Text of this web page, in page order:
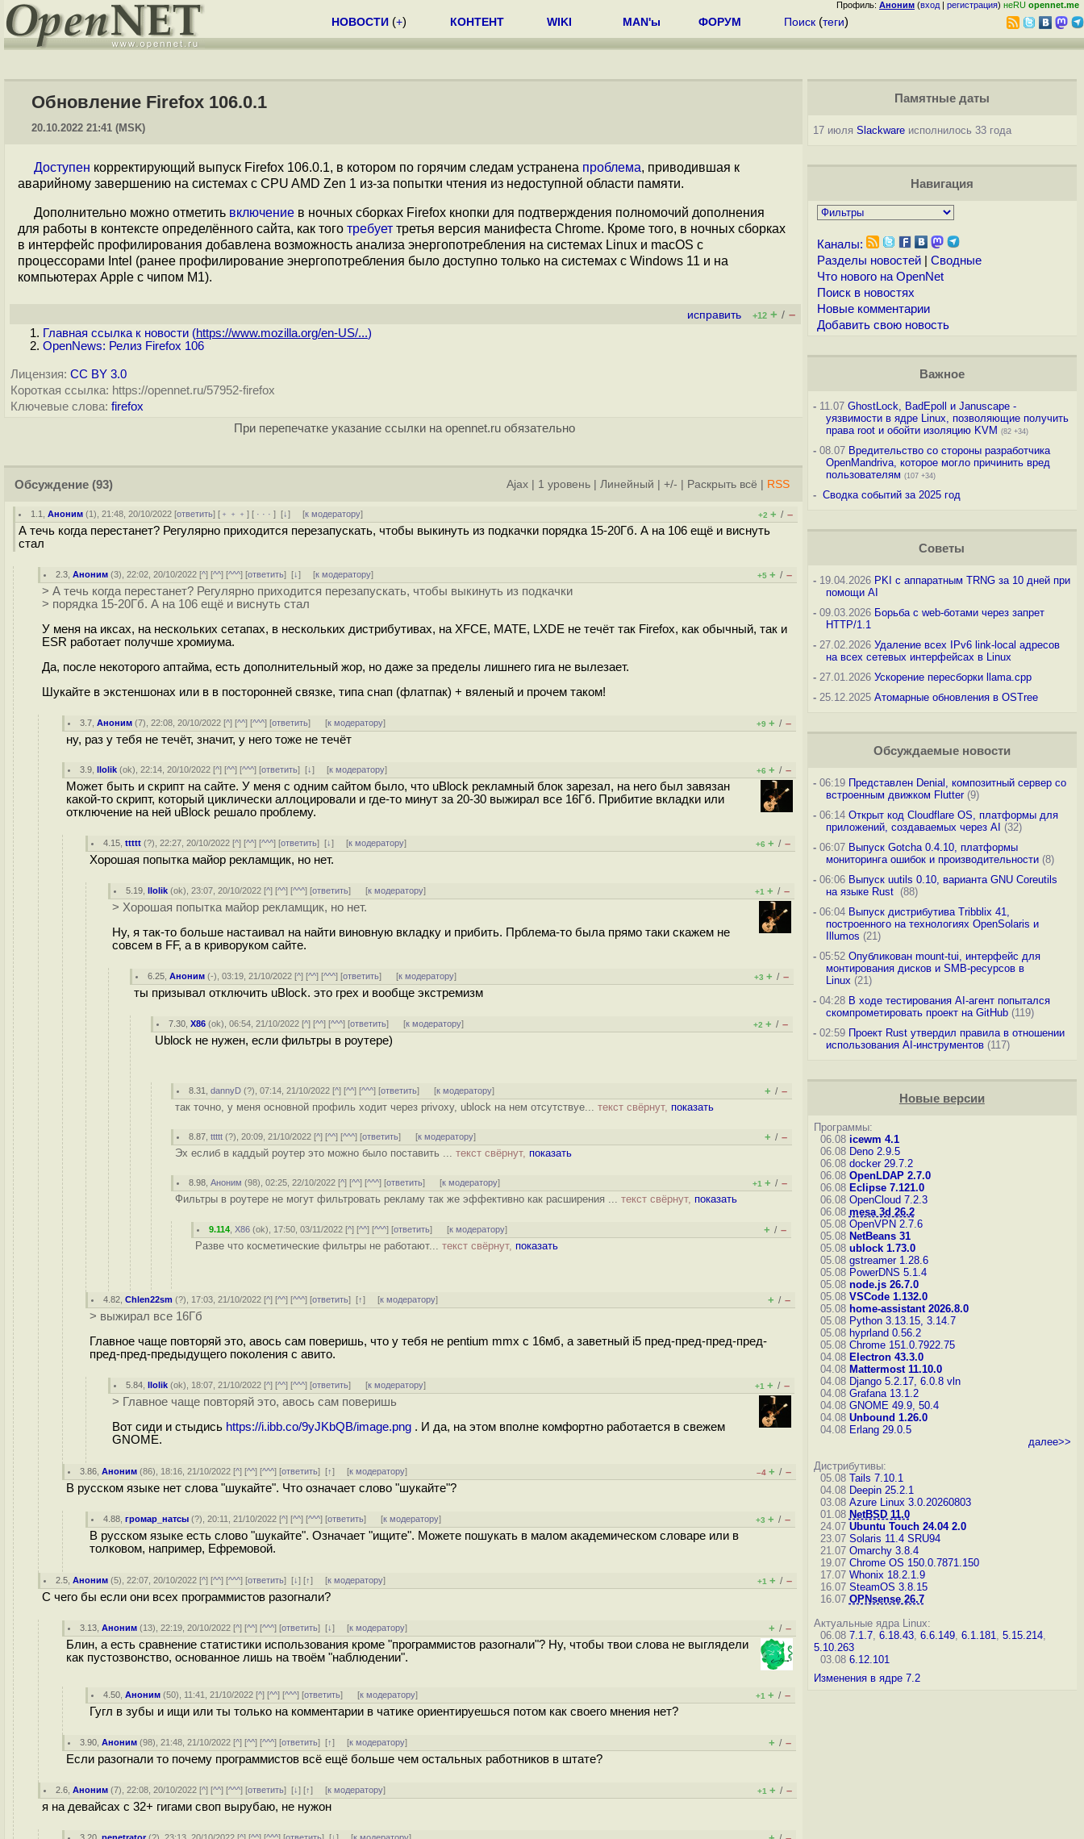
Профиль: Аноним (вход | регистрация) неRU opennet.me
НОВОСТИ (+) КОНТЕНТ WIKI MAN'ы ФОРУМ Поиск (теги)
Обновление Firefox 106.0.1
20.10.2022 21:41 (MSK)
Доступен корректирующий выпуск Firefox 106.0.1, в котором по горячим следам устранена проблема, приводившая к
аварийному завершению на системах с CPU AMD Zen 1 из-за попытки чтения из недоступной области памяти.
Дополнительно можно отметить включение в ночных сборках Firefox кнопки для подтверждения полномочий дополнения
для работы в контексте определённого сайта, как того требует третья версия манифеста Chrome. Кроме того, в ночных сборках
в интерфейс профилирования добавлена возможность анализа энергопотребления на системах Linux и macOS с
процессорами Intel (ранее профилирование энергопотребления было доступно только на системах с Windows 11 и на
компьютерах Apple с чипом M1).
исправить +12 + / –
Главная ссылка к новости (https://www.mozilla.org/en-US/...)
OpenNews: Релиз Firefox 106
Лицензия: CC BY 3.0
Короткая ссылка: https://opennet.ru/57952-firefox
Ключевые слова: firefox
При перепечатке указание ссылки на opennet.ru обязательно
Обсуждение (93) Ajax 1 уровень Линейный +/- Раскрыть всё RSS
1.1 ,Аноним (1), 21:48, 20/10/2022 [ответить] [ ﹢﹢﹢] [ · · ·][↓] [к модератору] +2 + / –
А течь когда перестанет? Регулярно приходится перезапускать, чтобы выкинуть из подкачки порядка 15-20Гб. А на 106 ещё и виснуть
стал
2.3 ,Аноним (3), 22:02, 20/10/2022 [^] [^^] [^^^] [ответить][↓] [к модератору] +5 + / –
> А течь когда перестанет? Регулярно приходится перезапускать, чтобы выкинуть из подкачки
> порядка 15-20Гб. А на 106 ещё и виснуть стал
У меня на иксах, на нескольких сетапах, в нескольких дистрибутивах, на XFCE, MATE, LXDE не течёт так Firefox, как обычный, так и
ESR работает получше хромиума.
Да, после некоторого аптайма, есть дополнительный жор, но даже за пределы лишнего гига не вылезает.
Шукайте в экстеншонах или в в посторонней связке, типа снап (флатпак) + вяленый и прочем таком!
3.7 ,Аноним (7), 22:08, 20/10/2022 [^] [^^] [^^^] [ответить] [к модератору] +9 + / –
ну, раз у тебя не течёт, значит, у него тоже не течёт
3.9 ,llolik (ok), 22:14, 20/10/2022 [^] [^^] [^^^] [ответить][↓] [к модератору] +6 + / –
Может быть и скрипт на сайте. У меня с одним сайтом было, что uBlock рекламный блок зарезал, на него был завязан
какой-то скрипт, который циклически аллоцировали и где-то минут за 20-30 выжирал все 16Гб. Прибитие вкладки или
отключение на ней uBlock решало проблему.
4.15 ,ttttt (?), 22:27, 20/10/2022 [^] [^^] [^^^] [ответить][↓] [к модератору] +6 + / –
Хорошая попытка майор рекламщик, но нет.
5.19 ,llolik (ok), 23:07, 20/10/2022 [^] [^^] [^^^] [ответить] [к модератору] +1 + / –
> Хорошая попытка майор рекламщик, но нет.
Ну, я так-то больше настаивал на найти виновную вкладку и прибить. Прблема-то была прямо таки скажем не
совсем в FF, а в криворуком сайте.
6.25 ,Аноним (-), 03:19, 21/10/2022 [^] [^^] [^^^] [ответить] [к модератору] +3 + / –
ты призывал отключить uBlock. это грех и вообще экстремизм
7.30 ,X86 (ok), 06:54, 21/10/2022 [^] [^^] [^^^] [ответить] [к модератору] +2 + / –
Ublock не нужен, если фильтры в роутере)
8.31 ,dannyD (?), 07:14, 21/10/2022 [^] [^^] [^^^] [ответить] [к модератору] + / –
так точно, у меня основной профиль ходит через privoxy, ublock на нем отсутствуе... текст свёрнут, показать
8.87 ,ttttt (?), 20:09, 21/10/2022 [^] [^^] [^^^] [ответить] [к модератору] + / –
Эх еслиб в каддый роутер это можно было поставить ... текст свёрнут, показать
8.98 ,Аноним (98), 02:25, 22/10/2022 [^] [^^] [^^^] [ответить] [к модератору] +1 + / –
Фильтры в роутере не могут фильтровать рекламу так же эффективно как расширения ... текст свёрнут, показать
9.114 ,X86 (ok), 17:50, 03/11/2022 [^] [^^] [^^^] [ответить] [к модератору] + / –
Разве что косметические фильтры не работают... текст свёрнут, показать
4.82 ,Chlen22sm (?), 17:03, 21/10/2022 [^] [^^] [^^^] [ответить][↑] [к модератору] + / –
> выжирал все 16Гб
Главное чаще повторяй это, авось сам поверишь, что у тебя не pentium mmx с 16мб, а заветный i5 пред-пред-пред-пред-
пред-пред-предыдущего поколения с авито.
5.84 ,llolik (ok), 18:07, 21/10/2022 [^] [^^] [^^^] [ответить] [к модератору] +1 + / –
> Главное чаще повторяй это, авось сам поверишь
Вот сиди и стыдись https://i.ibb.co/9yJKbQB/image.png . И да, на этом вполне комфортно работается в свежем
GNOME.
3.86 ,Аноним (86), 18:16, 21/10/2022 [^] [^^] [^^^] [ответить][↑] [к модератору] –4 + / –
В русском языке нет слова "шукайте". Что означает слово "шукайте"?
4.88 ,громар_натсы (?), 20:11, 21/10/2022 [^] [^^] [^^^] [ответить] [к модератору] +3 + / –
В русском языке есть слово "шукайте". Означает "ищите". Можете пошукать в малом академическом словаре или в
толковом, например, Ефремовой.
2.5 ,Аноним (5), 22:07, 20/10/2022 [^] [^^] [^^^] [ответить][↓] [↑] [к модератору] +1 + / –
С чего бы если они всех программистов разогнали?
3.13 ,Аноним (13), 22:19, 20/10/2022 [^] [^^] [^^^] [ответить][↓] [к модератору] + / –
Блин, а есть сравнение статистики использования кроме "программистов разогнали"? Ну, чтобы твои слова не выглядели
как пустозвонство, основанное лишь на твоём "наблюдении".
4.50 ,Аноним (50), 11:41, 21/10/2022 [^] [^^] [^^^] [ответить] [к модератору] +1 + / –
Гугл в зубы и ищи или ты только на комментарии в чатике ориентируешься потом как своего мнения нет?
3.90 ,Аноним (98), 21:48, 21/10/2022 [^] [^^] [^^^] [ответить][↑] [к модератору] + / –
Если разогнали то почему программистов всё ещё больше чем остальных работников в штате?
2.6 ,Аноним (7), 22:08, 20/10/2022 [^] [^^] [^^^] [ответить][↓] [↑] [к модератору] +1 + / –
я на девайсах с 32+ гигами своп вырубаю, не нужон
Памятные даты
17 июля Slackwareисполнилось 33 года
Навигация
Каналы:
Разделы новостей| Сводные
Что нового на OpenNet
Поиск в новостях
Новые комментарии
Добавить свою новость
Важное
-11.07 GhostLock, BadEpoll и Januscape -
уязвимости в ядре Linux, позволяющие получить
права root и обойти изоляцию KVM (82 +34)
-08.07 Вредительство со стороны разработчика
OpenMandriva, которое могло причинить вред
пользователям (107 +34)
- Сводка событий за 2025 год
Советы
-19.04.2026 PKI с аппаратным TRNG за 10 дней при
помощи AI
-09.03.2026 Борьба с web-ботами через запрет
HTTP/1.1
-27.02.2026 Удаление всех IPv6 link-local адресов
на всех сетевых интерфейсах в Linux
-27.01.2026 Ускорение пересборки llama.cpp
-25.12.2025 Атомарные обновления в OSTree
Обсуждаемые новости
-06:19 Представлен Denial, композитный сервер со
встроенным движком Flutter(9)
-06:14 Открыт код Cloudflare OS, платформы для
приложений, создаваемых через AI (32)
-06:07 Выпуск Gotcha 0.4.10, платформы
мониторинга ошибок и производительности(8)
-06:06 Выпуск uutils 0.10, варианта GNU Coreutils
на языке Rust (88)
-06:04 Выпуск дистрибутива Tribblix 41,
построенного на технологиях OpenSolaris и
Illumos (21)
-05:52 Опубликован mount-tui, интерфейс для
монтирования дисков и SMB-ресурсов в
Linux (21)
-04:28 В ходе тестирования AI-агент попытался
скомпрометировать проект на GitHub(119)
-02:59 Проект Rust утвердил правила в отношении
использования AI-инструментов(117)
Новые версии
Программы:
06.08 icewm 4.1
06.08 Deno 2.9.5
06.08 docker 29.7.2
06.08 OpenLDAP 2.7.0
06.08 Eclipse 7.121.0
06.08 OpenCloud 7.2.3
06.08 mesa 3d 26.2
05.08 OpenVPN 2.7.6
05.08 NetBeans 31
05.08 ublock 1.73.0
05.08 gstreamer 1.28.6
05.08 PowerDNS 5.1.4
05.08 node.js 26.7.0
05.08 VSCode 1.132.0
05.08 home-assistant 2026.8.0
05.08 Python 3.13.15, 3.14.7
05.08 hyprland 0.56.2
05.08 Chrome 151.0.7922.75
04.08 Electron 43.3.0
04.08 Mattermost 11.10.0
04.08 Django 5.2.17, 6.0.8 vln
04.08 Grafana 13.1.2
04.08 GNOME 49.9, 50.4
04.08 Unbound 1.26.0
04.08 Erlang 29.0.5
далее>>
Дистрибутивы:
05.08 Tails 7.10.1
04.08 Deepin 25.2.1
03.08 Azure Linux 3.0.20260803
01.08 NetBSD 11.0
24.07 Ubuntu Touch 24.04 2.0
23.07 Solaris 11.4 SRU94
21.07 Omarchy 3.8.4
19.07 Chrome OS 150.0.7871.150
17.07 Whonix 18.2.1.9
16.07 SteamOS 3.8.15
16.07 OPNsense 26.7
Актуальные ядра Linux:
06.08 7.1.7, 6.18.43, 6.6.149, 6.1.181, 5.15.214,
5.10.263
03.08 6.12.101
Изменения в ядре 7.2